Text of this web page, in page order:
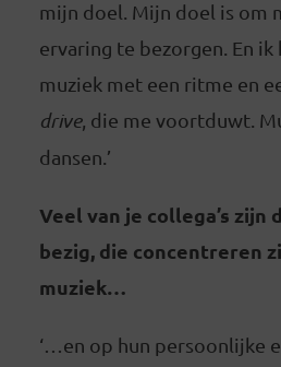
mijn doel. Mijn doel is om
ervaring te bezorgen. En ik
muziek met een ritme en
drive, die me voortduwt.
dansen.’
Veel van je collega’s zijn
bezig, die concentreren
muziek…
‘…en op hun persoonlijke